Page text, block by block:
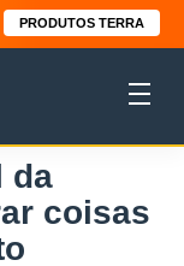
PRODUTOS TERRA
da
coisas